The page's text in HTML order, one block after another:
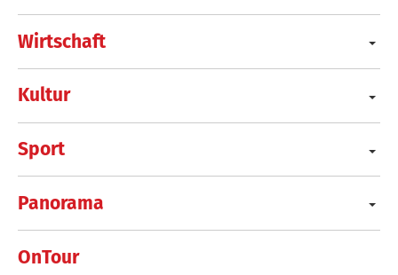
Wirtschaft
Kultur
Sport
Panorama
OnTour